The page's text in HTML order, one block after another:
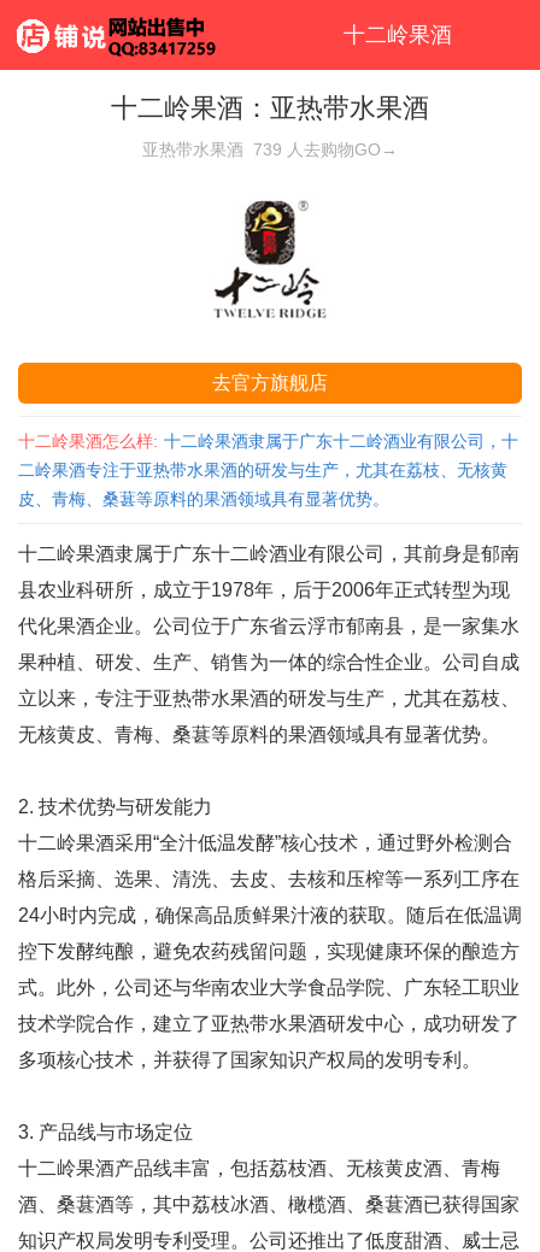
十二岭果酒
十二岭果酒：亚热带水果酒
亚热带水果酒 739 人去购物GO→
去官方旗舰店
十二岭果酒怎么样: 十二岭果酒隶属于广东十二岭酒业有限公司，十
二岭果酒专注于亚热带水果酒的研发与生产，尤其在荔枝、无核黄
皮、青梅、桑葚等原料的果酒领域具有显著优势。
十二岭果酒隶属于广东十二岭酒业有限公司，其前身是郁南
县农业科研所，成立于1978年，后于2006年正式转型为现
代化果酒企业。公司位于广东省云浮市郁南县，是一家集水
果种植、研发、生产、销售为一体的综合性企业。公司自成
立以来，专注于亚热带水果酒的研发与生产，尤其在荔枝、
无核黄皮、青梅、桑葚等原料的果酒领域具有显著优势。
2. 技术优势与研发能力
十二岭果酒采用“全汁低温发酵”核心技术，通过野外检测合
格后采摘、选果、清洗、去皮、去核和压榨等一系列工序在
24小时内完成，确保高品质鲜果汁液的获取。随后在低温调
控下发酵纯酿，避免农药残留问题，实现健康环保的酿造方
式。此外，公司还与华南农业大学食品学院、广东轻工职业
技术学院合作，建立了亚热带水果酒研发中心，成功研发了
多项核心技术，并获得了国家知识产权局的发明专利。
3. 产品线与市场定位
十二岭果酒产品线丰富，包括荔枝酒、无核黄皮酒、青梅
酒、桑葚酒等，其中荔枝冰酒、橄榄酒、桑葚酒已获得国家
知识产权局发明专利受理。公司还推出了低度甜酒、威士忌